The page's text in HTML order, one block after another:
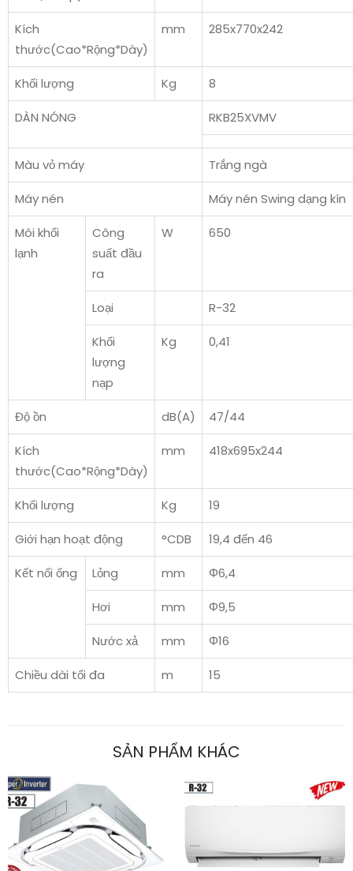
Kích
thước(Cao*Rộng*Dày)
mm 285x770x242
Khối lượng Kg 8
DÀN NÓNG RKB25XVMV
Màu vỏ máy Trắng ngà
Máy nén Máy nén Swing dạng kín
Môi khối
lạnh
Công
suất đầu
ra
W 650
Loại R-32
Khối
lượng
nạp
Kg 0,41
Độ ồn dB(A) 47/44
Kích
thước(Cao*Rộng*Dày)
mm 418x695x244
Khối lượng Kg 19
Giới hạn hoạt động °CDB 19,4 đến 46
Kết nối ống Lỏng mm Φ6,4
Hơi mm Φ9,5
Nước xả mm Φ16
Chiều dài tối đa m 15
SẢN PHẨM KHÁC